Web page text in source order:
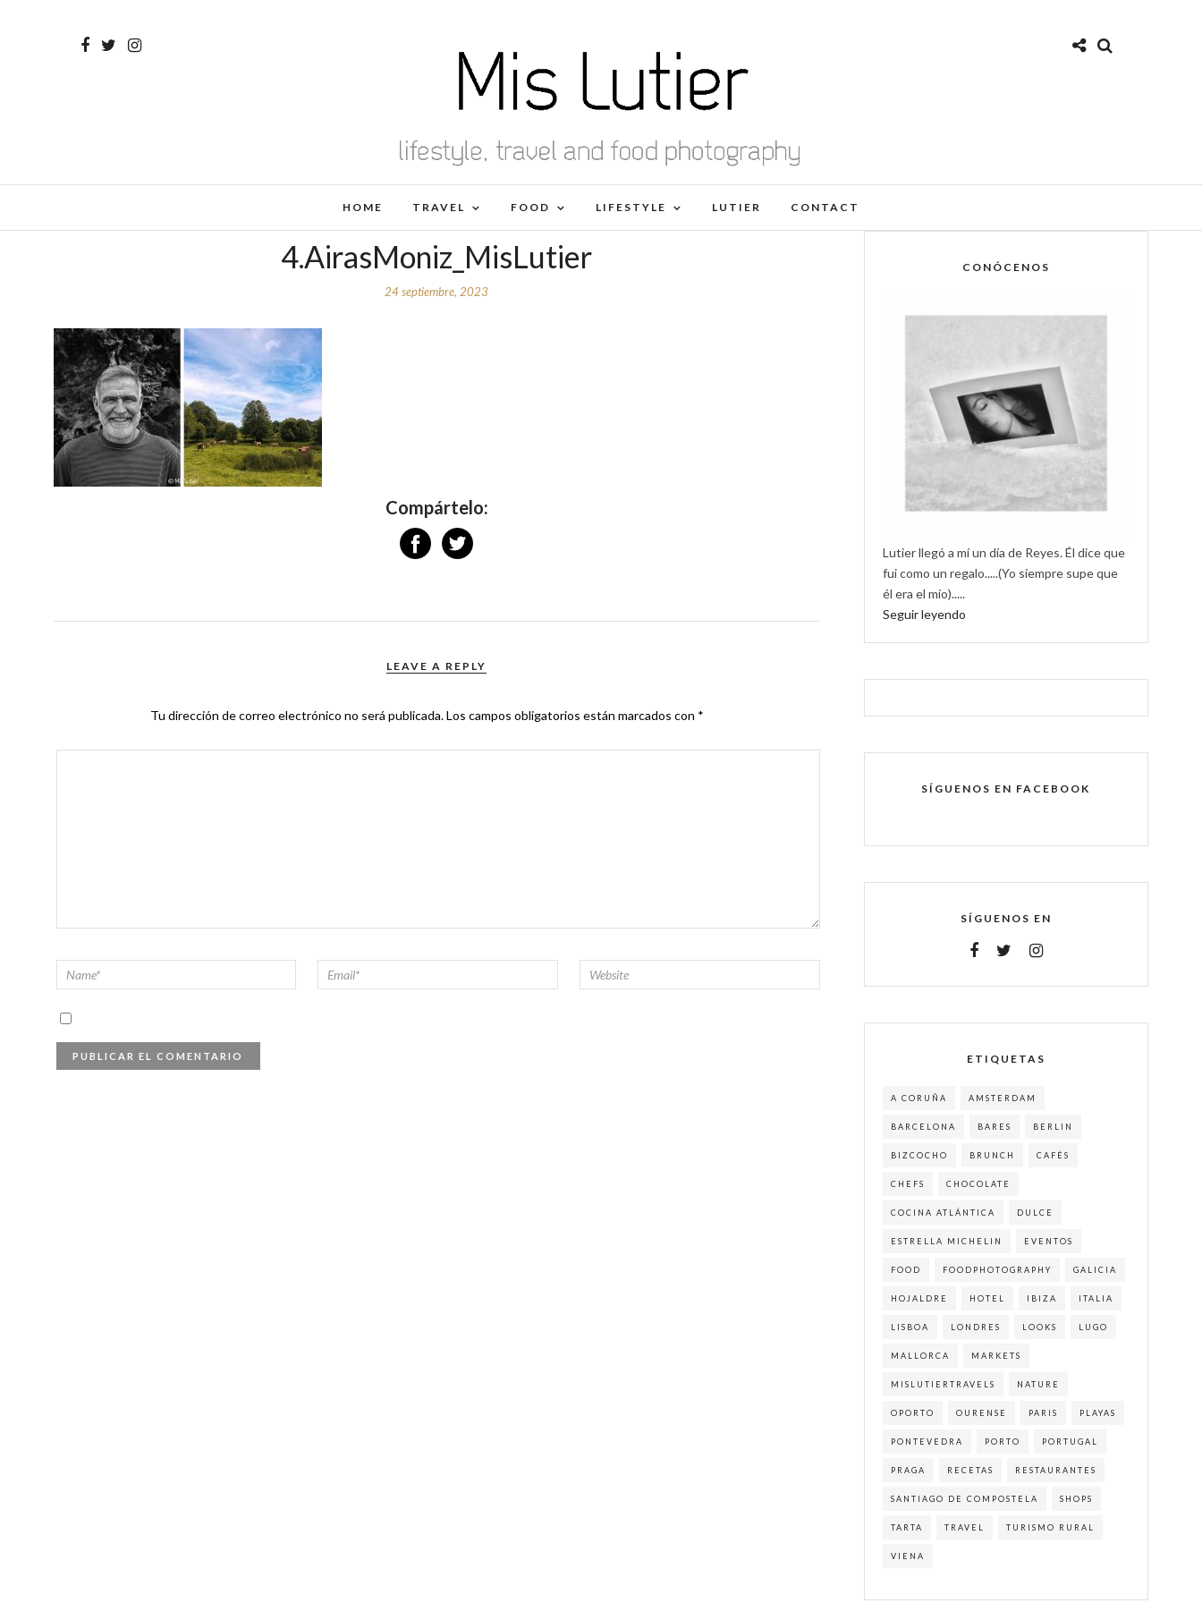
HOME TRAVEL FOOD LIFESTYLE LUTIER CONTACT
4.AirasMoniz_MisLutier
24 septiembre, 2023
Compártelo:
LEAVE A REPLY
Tu dirección de correo electrónico no será publicada.Los campos obligatorios están marcados con *
CONÓCENOS
Lutier llegó a mí un día de Reyes. Él dice que
fui como un regalo.....(Yo siempre supe que
él era el mío).....
Seguir leyendo
SÍGUENOS EN FACEBOOK
SÍGUENOS EN
ETIQUETAS
A CORUÑA AMSTERDAM
BARCELONA BARES BERLIN
BIZCOCHO BRUNCH CAFÉS
CHEFS CHOCOLATE
COCINA ATLÁNTICA DULCE
ESTRELLA MICHELIN EVENTOS
FOOD FOODPHOTOGRAPHY GALICIA
HOJALDRE HOTEL IBIZA ITALIA
LISBOA LONDRES LOOKS LUGO
MALLORCA MARKETS
MISLUTIERTRAVELS NATURE
OPORTO OURENSE PARIS PLAYAS
PONTEVEDRA PORTO PORTUGAL
PRAGA RECETAS RESTAURANTES
SANTIAGO DE COMPOSTELA SHOPS
TARTA TRAVEL TURISMO RURAL
VIENA